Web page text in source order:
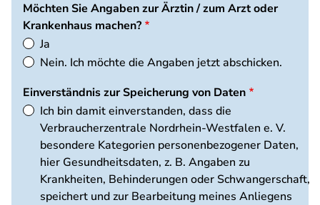
Möchten Sie Angaben zur Ärztin / zum Arzt oder
Krankenhaus machen?
Ja
Nein. Ich möchte die Angaben jetzt abschicken.
Einverständnis zur Speicherung von Daten
Ich bin damit einverstanden, dass die
Verbraucherzentrale Nordrhein-Westfalen e. V.
besondere Kategorien personenbezogener Daten,
hier Gesundheitsdaten, z. B. Angaben zu
Krankheiten, Behinderungen oder Schwangerschaft,
speichert und zur Bearbeitung meines Anliegens